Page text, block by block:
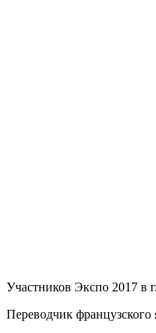
Участников Экспо 2017 в
Переводчик